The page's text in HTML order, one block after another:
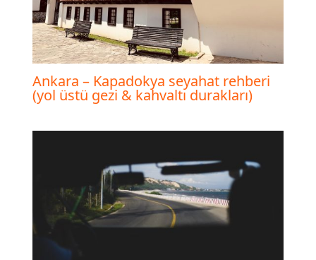
Ankara – Kapadokya seyahat rehberi
(yol üstü gezi & kahvaltı durakları)